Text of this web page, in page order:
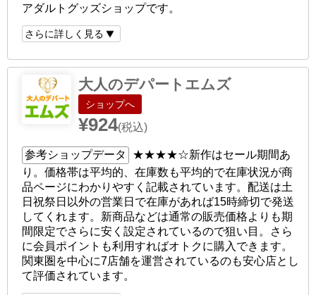
アダルトグッズショップです。
さらに詳しく見る
大人のデパートエムズ
ショップへ
¥924(税込)
参考ショップデータ ★★★★☆新作はセール期間あ
り。価格帯は平均的、在庫数も平均的で在庫状況が商
品ページにわかりやすく記載されています。配送は土
日祝祭日以外の営業日で在庫があれば15時締切で発送
してくれます。新商品などは通常の販売価格よりも期
間限定でさらに安く設定されているので狙い目。さら
に会員ポイントも利用すればオトクに購入できます。
関東圏を中心に7店舗を運営されているのも安心店とし
て評価されています。